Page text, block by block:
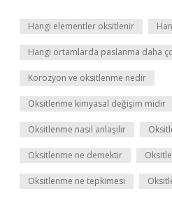
Hangi elementler oksitlenir
Hangi ortamlarda paslanma daha
Korozyon ve oksitlenme nedir
Oksitlenme kimyasal değişim midir
Oksitlenme nasıl anlaşılır
Oksitlenme ne demektir
Oksitlenme ne tepkimesi